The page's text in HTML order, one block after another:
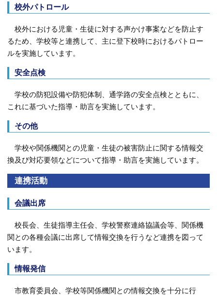
校外パトロール
校外における児童・生徒に対する声かけ事案などを防止す
るため、学校等と連携して、主に登下校時におけるパトロー
ルを実施しています。
安全点検
学校の防犯設備や防犯体制、通学路の安全点検とともに、
これに基づいた指導・助言を実施しています。
その他
学校や関係機関との児童・生徒の被害防止に関する情報交
換及び対応要領などについて指導・助言を実施しています。
連携活動
会議出席
校長会、生徒指導主任会、学校警察連絡協議会等、関係機
関との各種会議に出席して情報交換を行うなど連携を図って
います。
情報発信
市教育委員会、学校等関係機関との情報交換を十分に行